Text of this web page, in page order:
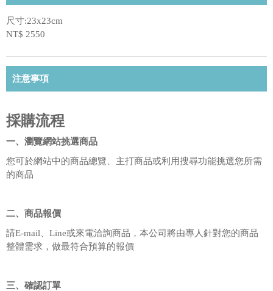
尺寸:23x23cm
NT$ 2550
注意事項
採購流程
一、瀏覽網站挑選商品
您可於網站中的商品總覽、主打商品或利用搜尋功能挑選您所需
的商品
二、商品報價
請E-mail、Line或來電洽詢商品，本公司將由專人針對您的商品
整體需求，做最符合預算的報價
三、確認訂單